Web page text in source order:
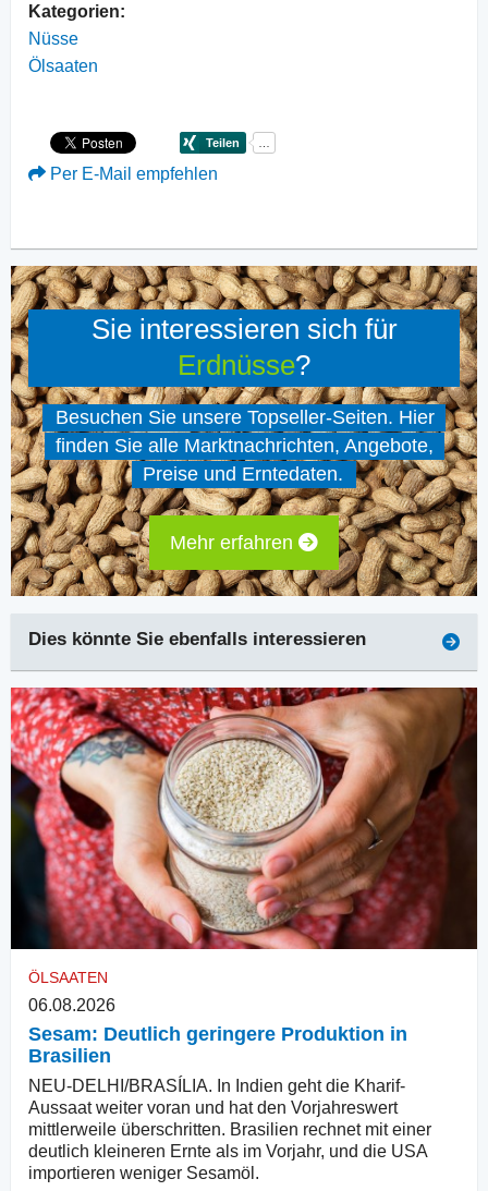
Kategorien:
Nüsse
Ölsaaten
Per E-Mail empfehlen
Sie interessieren sich für
Erdnüsse?
Besuchen Sie unsere Topseller-Seiten. Hier
finden Sie alle Marktnachrichten, Angebote,
Preise und Erntedaten.
Mehr erfahren
Dies könnte Sie ebenfalls interessieren
ÖLSAATEN
06.08.2026
Sesam: Deutlich geringere Produktion in
Brasilien
NEU-DELHI/BRASÍLIA. In Indien geht die Kharif-
Aussaat weiter voran und hat den Vorjahreswert
mittlerweile überschritten. Brasilien rechnet mit einer
deutlich kleineren Ernte als im Vorjahr, und die USA
importieren weniger Sesamöl.